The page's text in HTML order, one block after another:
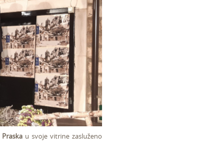
Praskau svoje vitrine zasluženo